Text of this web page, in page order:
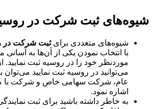
شیوه‌های ثبت شرکت در
شیوه‌های متعددی برای ثبت شرکت در
با انتخاب نمودن یکی از آن‌ها به
موردنظر خود را در روسیه ثبت نمایید.
می‌توانید در روسیه ثبت نمایید
عام، شرکت سهامی خاص و شرکت با
اشاره نمود.
به خاطر داشته باشید برای ثبت